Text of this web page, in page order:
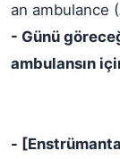
an ambulance
- Günü
ambulansın
-